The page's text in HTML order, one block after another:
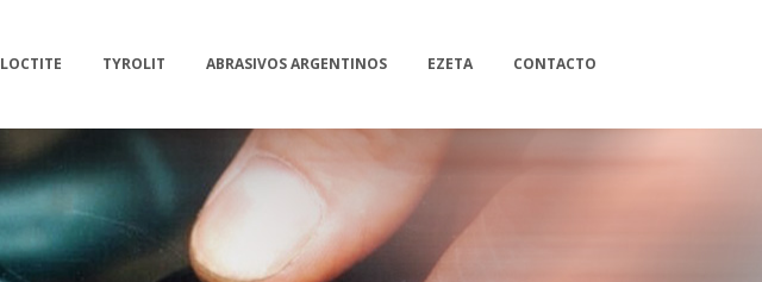
LOCTITE TYROLIT ABRASIVOS ARGENTINOS EZETA CONTACTO